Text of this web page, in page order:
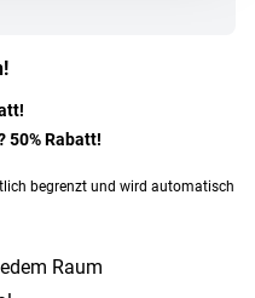
50% Rabatt!
begrenzt und wird automatisch
Raum